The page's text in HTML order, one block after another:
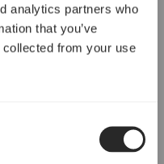
analytics partners who
that you’ve
collected from your use